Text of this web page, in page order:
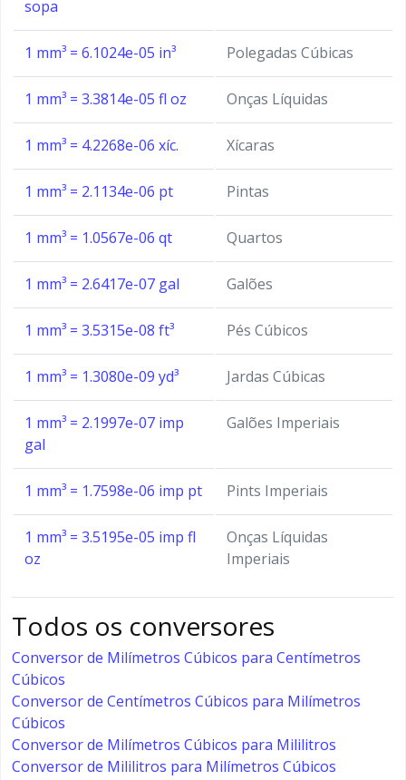
sopa
1 mm³ = 6.1024e-05 in³ Polegadas Cúbicas
1 mm³ = 3.3814e-05 fl oz Onças Líquidas
1 mm³ = 4.2268e-06 xíc. Xícaras
1 mm³ = 2.1134e-06 pt Pintas
1 mm³ = 1.0567e-06 qt Quartos
1 mm³ = 2.6417e-07 gal Galões
1 mm³ = 3.5315e-08 ft³ Pés Cúbicos
1 mm³ = 1.3080e-09 yd³ Jardas Cúbicas
1 mm³ = 2.1997e-07 imp
gal
Galões Imperiais
1 mm³ = 1.7598e-06 imp pt Pints Imperiais
1 mm³ = 3.5195e-05 imp fl
oz
Onças Líquidas
Imperiais
Todos os conversores
Conversor de Milímetros Cúbicos para Centímetros
Cúbicos
Conversor de Centímetros Cúbicos para Milímetros
Cúbicos
Conversor de Milímetros Cúbicos para Mililitros
Conversor de Mililitros para Milímetros Cúbicos